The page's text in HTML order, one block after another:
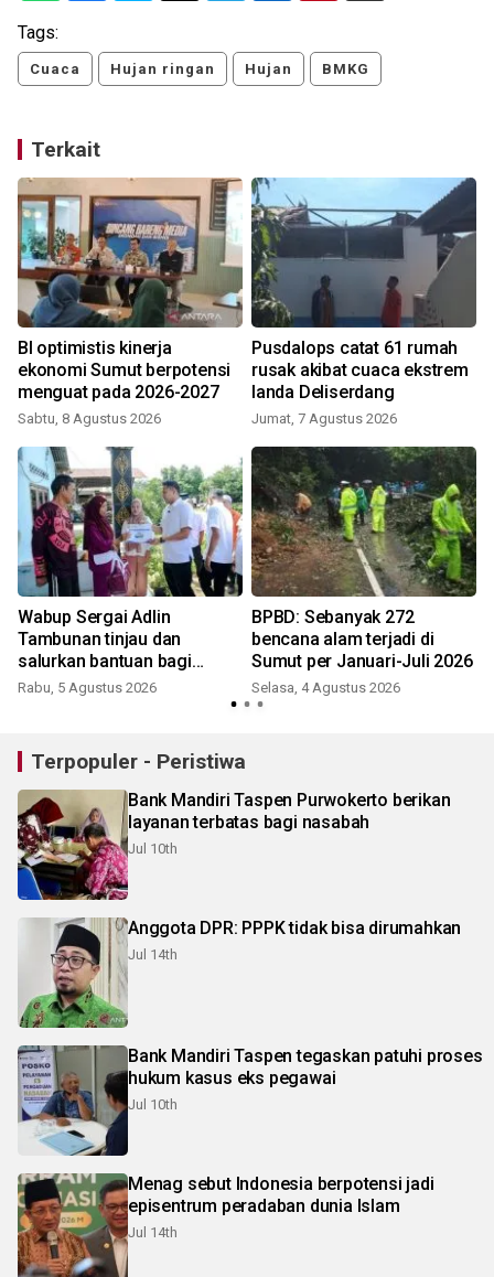
Tags:
Cuaca Hujan ringan Hujan BMKG
Terkait
BI optimistis kinerja
ekonomi Sumut berpotensi
menguat pada 2026-2027
Sabtu, 8 Agustus 2026
Pusdalops catat 61 rumah
rusak akibat cuaca ekstrem
landa Deliserdang
Jumat, 7 Agustus 2026
Wabup Sergai Adlin
Tambunan tinjau dan
salurkan bantuan bagi
korban angin puting beliung
Rabu, 5 Agustus 2026
BPBD: Sebanyak 272
bencana alam terjadi di
Sumut per Januari-Juli 2026
Selasa, 4 Agustus 2026
Terpopuler - Peristiwa
Bank Mandiri Taspen Purwokerto berikan
layanan terbatas bagi nasabah
Jul 10th
Anggota DPR: PPPK tidak bisa dirumahkan
Jul 14th
Bank Mandiri Taspen tegaskan patuhi proses
hukum kasus eks pegawai
Jul 10th
Menag sebut Indonesia berpotensi jadi
episentrum peradaban dunia Islam
Jul 14th